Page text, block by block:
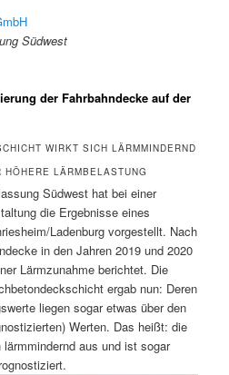
Südwest
der Fahrbahndecke auf der
WIRKT SICH LÄRMMINDERND
LÄRMBELASTUNG
Südwest hat bei einer
die Ergebnisse eines
Ladenburg vorgestellt. Nach
in den Jahren 2019 und 2020
Lärmzunahme berichtet. Die
ergab nun: Deren
liegen sogar etwas über den
Werten. Das heißt: die
aus und ist sogar